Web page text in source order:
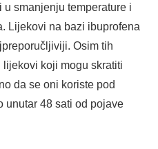
smanjenju temperature i
Lijekovi na bazi ibuprofena
Osim tih
lijekovi koji mogu skratiti
da se oni koriste pod
unutar 48 sati od pojave